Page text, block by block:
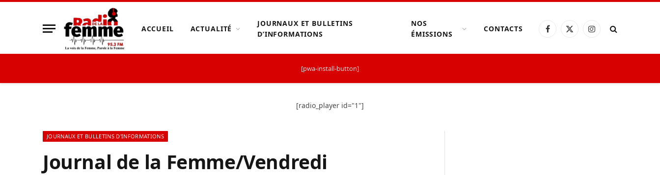
ACCUEIL ACTUALITÉ
JOURNAUX ET BULLETINS
D’INFORMATIONS
NOS
ÉMISSIONS
CONTACTS Facebook
X
Instagram
[pwa-install-button]
[radio_player id="1"]
JOURNAUX ET BULLETINS D'INFORMATIONS
Journal de la Femme/Vendredi